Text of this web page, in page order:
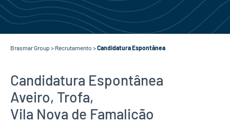
Brasmar Group > Recrutamento >Candidatura Espontânea
Candidatura Espontânea
Aveiro, Trofa,
Vila Nova de Famalicão